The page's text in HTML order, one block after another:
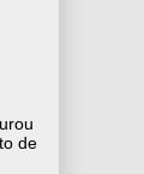
de